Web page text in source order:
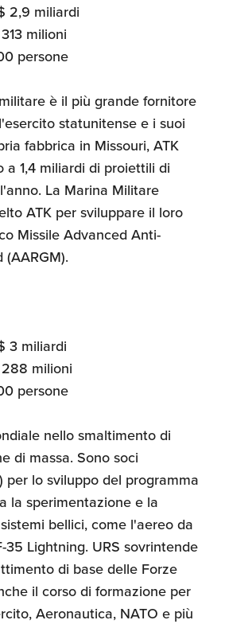
2,9 miliardi
milioni
persone
è il più grande fornitore
statunitense e i suoi
fabbrica in Missouri, ATK
a 1,4 miliardi di proiettili di
La Marina Militare
ATK per sviluppare il loro
Missile Advanced Anti-
3 miliardi
milioni
persone
nello smaltimento di
di massa. Sono soci
per lo sviluppo del programma
la sperimentazione e la
bellici, come l'aereo da
Lightning. URS sovrintende
di base delle Forze
il corso di formazione per
Aeronautica, NATO e più